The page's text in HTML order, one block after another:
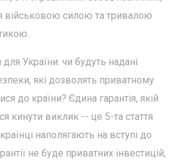
військовою силою та тривалою
України: чи будуть надані
які дозволять приватному
до країни? Єдина гарантія, якій
кинути виклик -- це 5-та стаття
наполягають на вступі до
не буде приватних інвестицій,